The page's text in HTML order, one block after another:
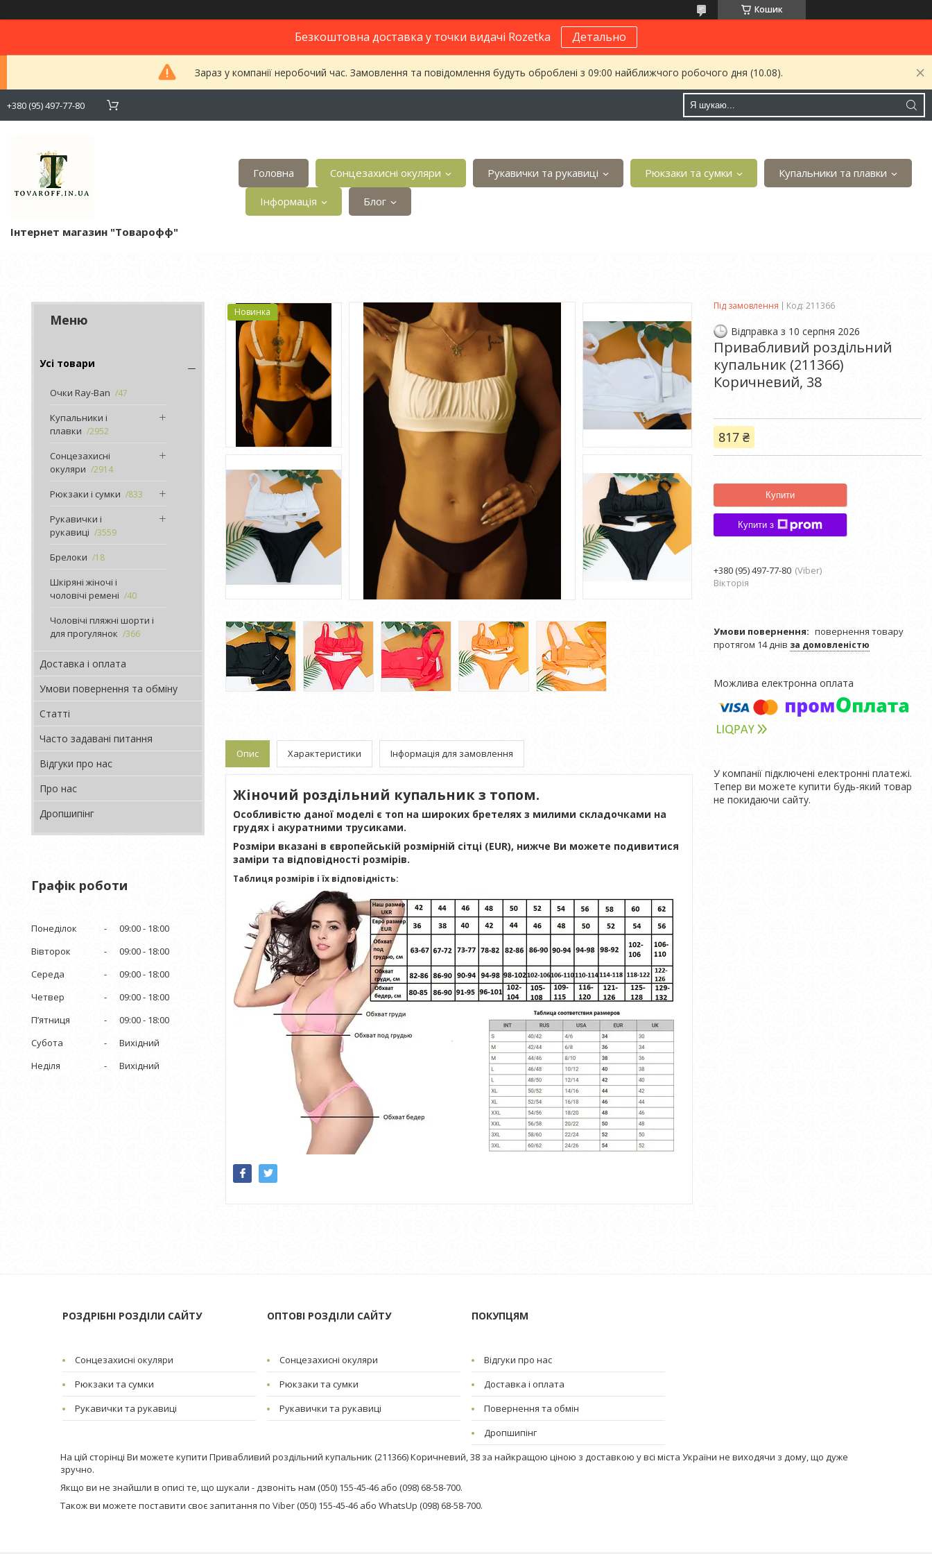
Кошик
Безкоштовна доставка у точки видачі Rozetka Детально
Зараз у компанії неробочий час. Замовлення та повідомлення будуть оброблені з 09:00 найближчого робочого дня (10.08).
+380 (95) 497-77-80
Інтернет магазин "Товарофф"
Головна Сонцезахисні окуляри Рукавички та рукавиці Рюкзаки та сумки Купальники та плавки
Інформація Блог
Усі товари
Очки Ray-Ban 47
Купальники і
плавки
2952
Сонцезахисні
окуляри
2914
Рюкзаки і сумки 833
Рукавички і
рукавиці
3559
Брелоки 18
Шкіряні жіночі і
чоловічі ремені
40
Чоловічі пляжні шорти і
для прогулянок
366
Доставка і оплата
Умови повернення та обміну
Статті
Часто задавані питання
Відгуки про нас
Про нас
Дропшипінг
Графік роботи
Понеділок 09:00
18:00
Вівторок
09:00
18:00
Середа
09:00
18:00
Четвер
09:00
18:00
Пʼятниця
09:00
18:00
Субота
Вихідний
Неділя
Вихідний
Новинка
Опис Характеристики Інформація для замовлення
Жіночий роздільний купальник з топом.
Особливістю даної моделі є топ на широких бретелях з милими складочками на
грудях і акуратними трусиками.
Розміри вказані в європейській розмірній сітці (EUR), нижче Ви можете подивитися
заміри та відповідності розмірів.
Таблиця розмірів і їх відповідність:
Під замовлення Код: 211366
Відправка з 10 серпня 2026
Привабливий роздільний
купальник (211366)
Коричневий, 38
817 ₴
Купити
Купити з
+380 (95) 497-77-80 Viber
Вікторія
повернення товару
протягом 14 днів за домовленістю
У компанії підключені електронні платежі.
Тепер ви можете купити будь-який товар
не покидаючи сайту.
РОЗДРІБНІ РОЗДІЛИ САЙТУ
Сонцезахисні окуляри
Рюкзаки та сумки
Рукавички та рукавиці
ОПТОВІ РОЗДІЛИ САЙТУ
Сонцезахисні окуляри
Рюкзаки та сумки
Рукавички та рукавиці
ПОКУПЦЯМ
Відгуки про нас
Доставка і оплата
Повернення та обмін
Дропшипінг
На цій сторінці Ви можете купити Привабливий роздільний купальник (211366) Коричневий, 38 за найкращою ціною з доставкою у всі міста України не виходячи з дому, що дуже
зручно.
Якщо ви не знайшли в описі те, що шукали - дзвоніть нам (050) 155-45-46 або (098) 68-58-700.
Також ви можете поставити своє запитання по Viber (050) 155-45-46 або WhatsUp (098) 68-58-700.